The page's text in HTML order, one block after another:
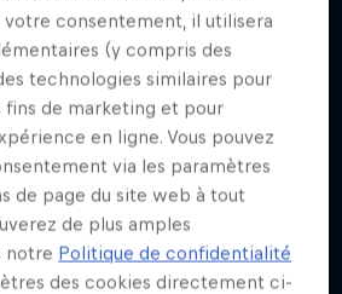
!
des Skill Brat Renegades
Saison · 7 épisodes
votre consentement, il utilisera
(y compris des
technologies similaires pour
fins de marketing et pour
en ligne. Vous pouvez
via les paramètres
de page du site web à tout
de plus amples
notre Politique de confidentialité
des cookies directement ci-